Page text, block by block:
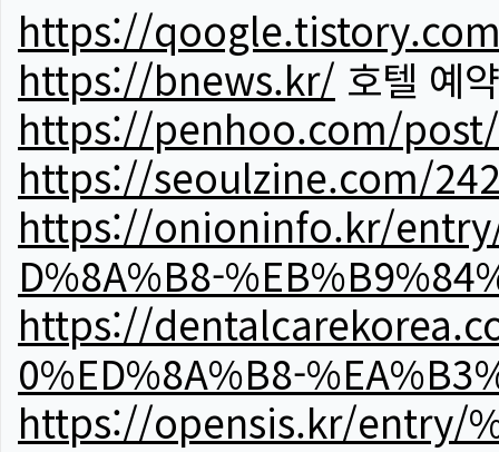
https://
https://bnews.kr/ 호텔 예약
https://penhoo.com/
https://seoulzine.com/
https://onioninfo.kr/entry/
D%8A%B8-
https://
0%ED%8A%B8-
https://opensis.kr/entry/